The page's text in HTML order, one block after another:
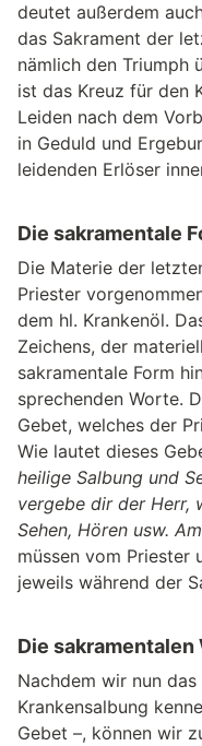
deutet außerdem
das Sakrament der
nämlich den Triumph
ist das Kreuz für den
Leiden nach dem
in Geduld und
leidenden Erlöser
Die sakramentale
Die Materie der
Priester
dem hl. Krankenöl.
Zeichens, der
sakramentale Form
sprechenden Worte.
Gebet, welches der
Wie lautet dieses
heilige Salbung und
vergebe dir der Herr,
Sehen, Hören usw.
müssen vom Priester
jeweils während der
Die
Nachdem wir nun
Krankensalbung
Gebet –, können wir